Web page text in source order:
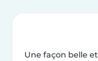
Une façon belle et